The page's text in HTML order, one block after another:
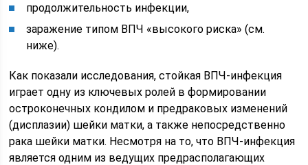
продолжительность инфекции,
заражение типом ВПЧ «высокого риска» (см.
ниже).
Как показали исследования, стойкая ВПЧ-инфекция
играет одну из ключевых ролей в формировании
остроконечных кондилом и предраковых изменений
(дисплазии) шейки матки, а также непосредственно
рака шейки матки. Несмотря на то, что ВПЧ-инфекция
является одним из ведущих предрасполагающих